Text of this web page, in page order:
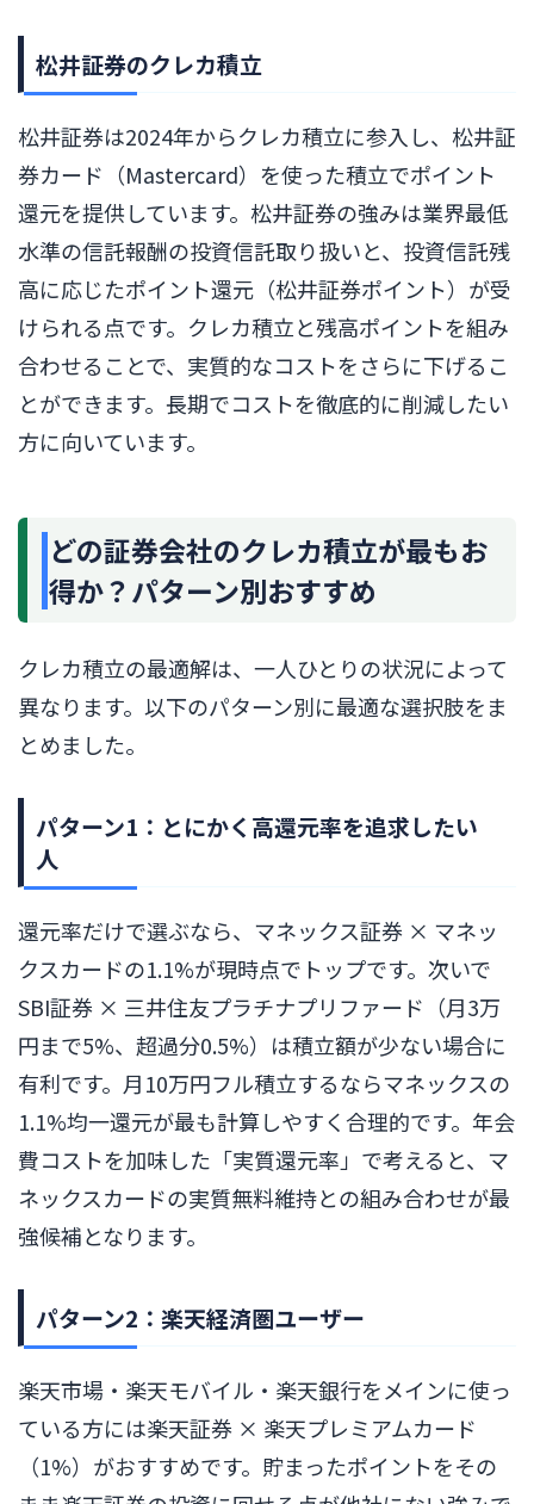
松井証券のクレカ積立
松井証券は2024年からクレカ積立に参入し、松井証
券カード（Mastercard）を使った積立でポイント
還元を提供しています。松井証券の強みは業界最低
水準の信託報酬の投資信託取り扱いと、投資信託残
高に応じたポイント還元（松井証券ポイント）が受
けられる点です。クレカ積立と残高ポイントを組み
合わせることで、実質的なコストをさらに下げるこ
とができます。長期でコストを徹底的に削減したい
方に向いています。
どの証券会社のクレカ積立が最もお
得か？パターン別おすすめ
クレカ積立の最適解は、一人ひとりの状況によって
異なります。以下のパターン別に最適な選択肢をま
とめました。
パターン1：とにかく高還元率を追求したい
人
還元率だけで選ぶなら、マネックス証券 × マネッ
クスカードの1.1%が現時点でトップです。次いで
SBI証券 × 三井住友プラチナプリファード（月3万
円まで5%、超過分0.5%）は積立額が少ない場合に
有利です。月10万円フル積立するならマネックスの
1.1%均一還元が最も計算しやすく合理的です。年会
費コストを加味した「実質還元率」で考えると、マ
ネックスカードの実質無料維持との組み合わせが最
強候補となります。
パターン2：楽天経済圏ユーザー
楽天市場・楽天モバイル・楽天銀行をメインに使っ
ている方には楽天証券 × 楽天プレミアムカード
（1%）がおすすめです。貯まったポイントをその